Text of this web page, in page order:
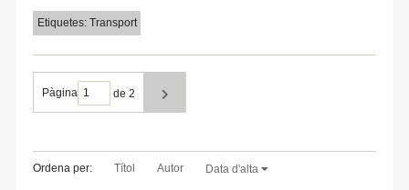
Etiquetes: Transport
Pàgina de 2
Ordena per: Títol Autor Data d'alta